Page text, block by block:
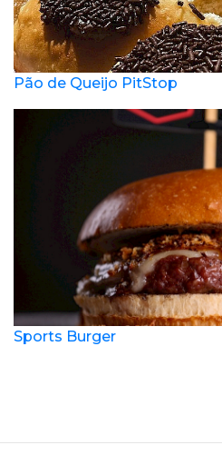
Pão de Queijo PitStop
Sports Burger